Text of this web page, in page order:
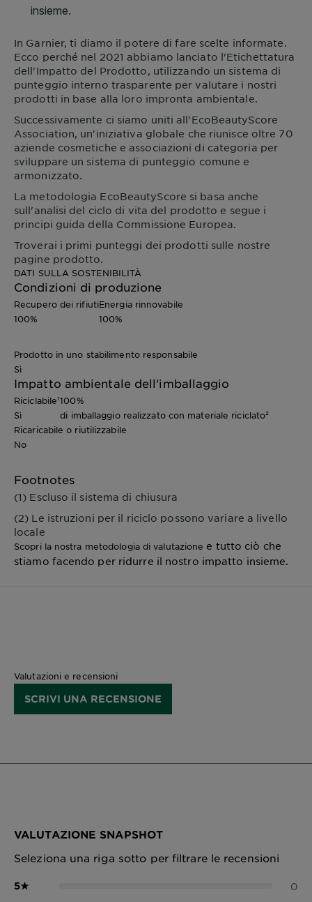
In Garnier, ti diamo il potere di fare scelte informate.
Ecco perché nel 2021 abbiamo lanciato l'Etichettatura
dell'Impatto del Prodotto, utilizzando un sistema di
punteggio interno trasparente per valutare i nostri
prodotti in base alla loro impronta ambientale.
Successivamente ci siamo uniti all'EcoBeautyScore
Association, un'iniziativa globale che riunisce oltre 70
aziende cosmetiche e associazioni di categoria per
sviluppare un sistema di punteggio comune e
armonizzato.
La metodologia EcoBeautyScore si basa anche
sull'analisi del ciclo di vita del prodotto e segue i
principi guida della Commissione Europea.
Troverai i primi punteggi dei prodotti sulle nostre
pagine prodotto.
DATI SULLA SOSTENIBILITÀ
Condizioni di produzione
Recupero dei rifiuti
100%
Energia rinnovabile
100%
Prodotto in uno stabilimento responsabile
Sì
Impatto ambientale dell'imballaggio
Riciclabile¹
Sì
100%
di imballaggio realizzato con materiale riciclato²
Ricaricabile o riutilizzabile
No
Footnotes
(1) Escluso il sistema di chiusura
(2) Le istruzioni per il riciclo possono variare a livello
locale
Scopri la nostra metodologia di valutazione e tutto ciò che
stiamo facendo per ridurre il nostro impatto insieme.
Valutazioni e recensioni
SCRIVI UNA RECENSIONE
VALUTAZIONE SNAPSHOT
Seleziona una riga sotto per filtrare le recensioni
5★ 0